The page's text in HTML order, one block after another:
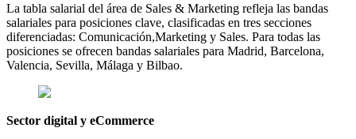
La tabla salarial del área de Sales & Marketing refleja las bandas
salariales para posiciones clave, clasificadas en tres secciones
diferenciadas: Comunicación,Marketing y Sales. Para todas las
posiciones se ofrecen bandas salariales para Madrid, Barcelona,
Valencia, Sevilla, Málaga y Bilbao.
Sector digital y eCommerce